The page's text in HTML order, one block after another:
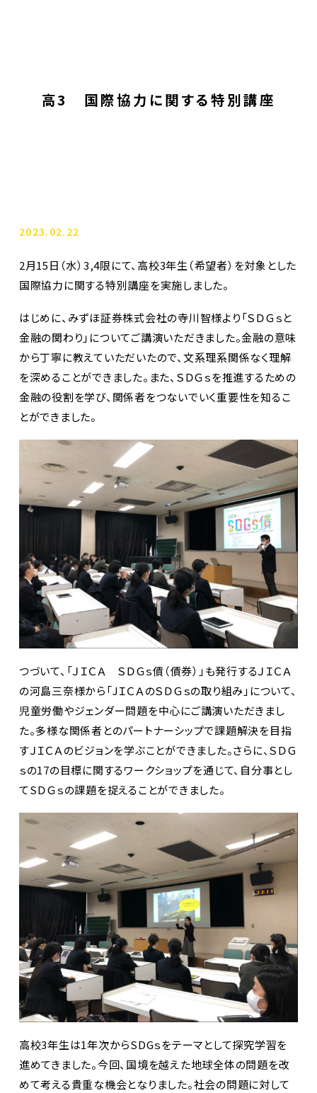
高3 国際協力に関する特別講座
2023.02.22
2月15日（水）3,4限にて、高校3年生（希望者）を対象とした
国際協力に関する特別講座を実施しました。
はじめに、みずほ証券株式会社の寺川智様より「ＳＤＧｓと
金融の関わり」についてご講演いただきました。金融の意味
から丁寧に教えていただいたので、文系理系関係なく理解
を深めることができました。また、ＳＤＧｓを推進するための
金融の役割を学び、関係者をつないでいく重要性を知るこ
とができました。
つづいて、「ＪＩＣＡ ＳＤＧｓ債（債券）」も発行するＪＩＣＡ
の河島三奈様から「JＩＣＡのＳＤＧｓの取り組み」について、
児童労働やジェンダー問題を中心にご講演いただきまし
た。多様な関係者とのパートナーシップで課題解決を目指
すＪＩＣＡのビジョンを学ぶことができました。さらに、ＳＤＧ
ｓの17の目標に関するワークショップを通じて、自分事とし
てSＤＧｓの課題を捉えることができました。
高校3年生は1年次からSDGｓをテーマとして探究学習を
進めてきました。今回、国境を越えた地球全体の問題を改
めて考える貴重な機会となりました。社会の問題に対して